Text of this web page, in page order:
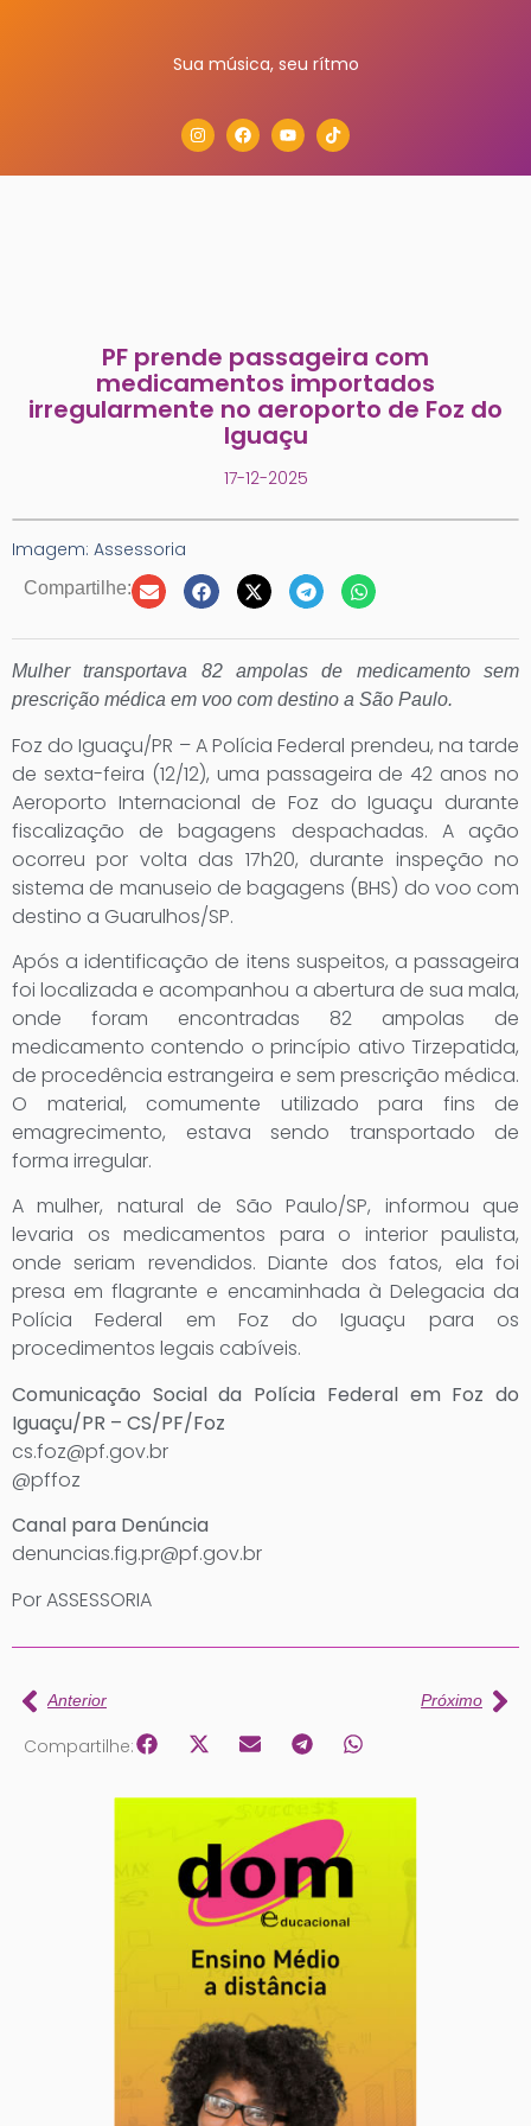
Sua música, seu rítmo
PF prende passageira com
medicamentos importados
irregularmente no aeroporto de Foz do
Iguaçu
17-12-2025
Imagem: Assessoria
Compartilhe:
Mulher transportava 82 ampolas de medicamento sem
prescrição médica em voo com destino a São Paulo.
Foz do Iguaçu/PR – A Polícia Federal prendeu, na tarde
de sexta-feira (12/12), uma passageira de 42 anos no
Aeroporto Internacional de Foz do Iguaçu durante
fiscalização de bagagens despachadas. A ação
ocorreu por volta das 17h20, durante inspeção no
sistema de manuseio de bagagens (BHS) do voo com
destino a Guarulhos/SP.
Após a identificação de itens suspeitos, a passageira
foi localizada e acompanhou a abertura de sua mala,
onde foram encontradas 82 ampolas de
medicamento contendo o princípio ativo Tirzepatida,
de procedência estrangeira e sem prescrição médica.
O material, comumente utilizado para fins de
emagrecimento, estava sendo transportado de
forma irregular.
A mulher, natural de São Paulo/SP, informou que
levaria os medicamentos para o interior paulista,
onde seriam revendidos. Diante dos fatos, ela foi
presa em flagrante e encaminhada à Delegacia da
Polícia Federal em Foz do Iguaçu para os
procedimentos legais cabíveis.
Comunicação Social da Polícia Federal em Foz do
Iguaçu/PR – CS/PF/Foz
cs.foz@pf.gov.br
@pffoz
Canal para Denúncia
denuncias.fig.pr@pf.gov.br
Por ASSESSORIA
Anterior Próximo
Compartilhe: